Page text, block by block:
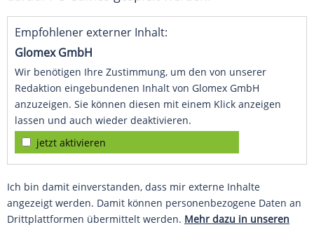
Empfohlener externer Inhalt:
Glomex GmbH
Wir benötigen Ihre Zustimmung, um den von unserer
Redaktion eingebundenen Inhalt von Glomex GmbH
anzuzeigen. Sie können diesen mit einem Klick anzeigen
lassen und auch wieder deaktivieren.
jetzt aktivieren
Ich bin damit einverstanden, dass mir externe Inhalte
angezeigt werden. Damit können personenbezogene Daten an
Drittplattformen übermittelt werden. Mehr dazu in unseren